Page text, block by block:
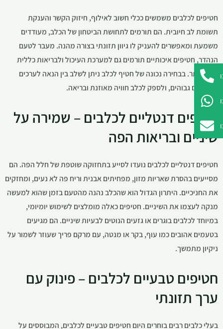
חטיפים לכלבים משמשים ככלי חשוב לאילוף, חיזוק הקשר והענקת
תשומת לב חיובית. הם תורמים לתחושת הביטחון של הכלב, מעודדים
משמעת ומאפשרים להעניק לו גיוון תזונתי בצורה מהנה. מעבר לטעם
הנהדר, חטיפים איכותיים תורמים גם למערכת העיכול ולבריאות כללית
טובה יותר. בבחירה נכונה של חטיף לכלב ניתן לשלב בין הנאה לערכים
תזונתיים גבוהים, ולספק לכלב חוויה מאוזנת ובריאה.
חטיפים דנטליים לכלבים – שמירה על
שיניים ובריאות הפה
חטיפים דנטליים לכלבים נועדו לסייע בתחזוקה שוטפת של חלל הפה. הם
מסייעים בהסרת שאריות מזון, מפחיתים אבנית וריח פה לא נעים, ומחזקים
את החניכיים. היתרון הגדול הוא שהכלב נהנה מהטעם בזמן שהוא למעשה
מנקה לעצמו את השיניים. חטיפים כאלה מומלצים לשימוש יומיומי,
במיוחד לכלבים בוגרים או גזעים הנוטים לבעיות שיניים. הם מגיעים
בטעמים אהובים כמו עוף, בקר או מנטה, עם מרקם פריך שעוזר לשמור על
ניקיון מתמשך.
חטיפים טבעיים לכלבים – פינוק עם
ערך תזונתי
בעלי כלבים רבים בוחרים היום חטיפים טבעיים לכלבים, המבוססים על